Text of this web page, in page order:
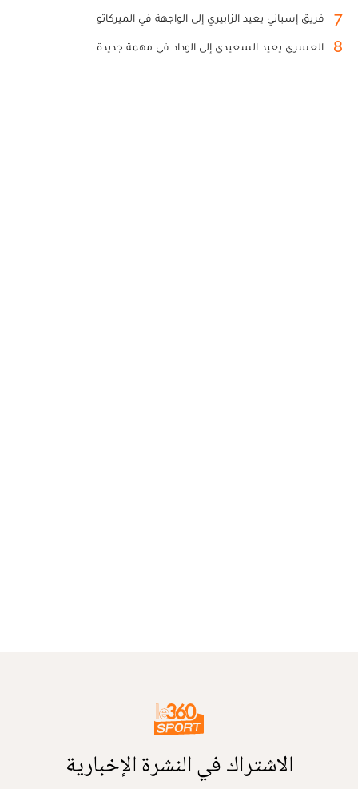
7 فريق إسباني يعيد الزابيري إلى الواجهة في الميركاتو
8 العسري يعيد السعيدي إلى الوداد في مهمة جديدة
الاشتراك في النشرة الإخبارية